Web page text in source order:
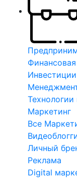
Инвестиции
Маркетинг
Все
Личный
Реклама
Digital